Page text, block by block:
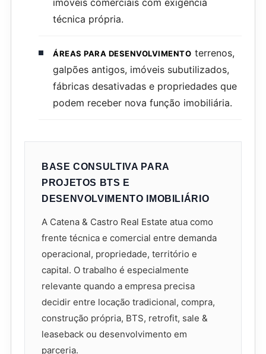
técnica própria.
ÁREAS PARA DESENVOLVIMENTO terrenos,
galpões antigos, imóveis subutilizados,
fábricas desativadas e propriedades que
podem receber nova função imobiliária.
BASE CONSULTIVA PARA
PROJETOS BTS E
DESENVOLVIMENTO IMOBILIÁRIO
A Catena & Castro Real Estate atua como
frente técnica e comercial entre demanda
operacional, propriedade, território e
capital. O trabalho é especialmente
relevante quando a empresa precisa
decidir entre locação tradicional, compra,
construção própria, BTS, retrofit, sale &
leaseback ou desenvolvimento em
parceria.